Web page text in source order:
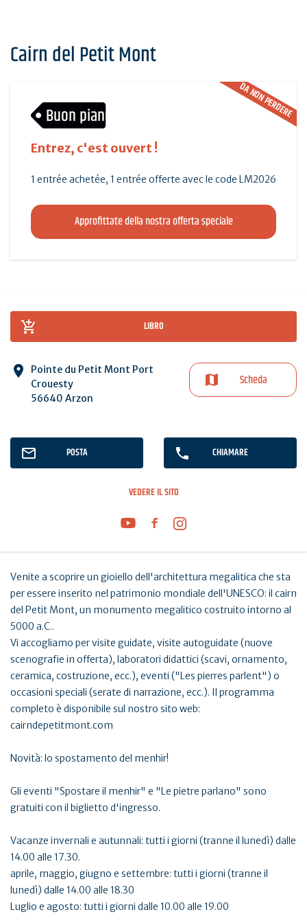
Cairn del Petit Mont
DA NON PERDERE
Buon piano
Entrez, c'est ouvert !
1 entrée achetée, 1 entrée offerte avec le code LM2026
Approfittate della nostra offerta speciale
LIBRO
Pointe du Petit Mont Port
Crouesty
56640 Arzon
Scheda
POSTA CHIAMARE
VEDERE IL SITO
Venite a scoprire un gioiello dell'architettura megalitica che sta
per essere inserito nel patrimonio mondiale dell'UNESCO: il cairn
del Petit Mont, un monumento megalitico costruito intorno al
5000 a.C..
Vi accogliamo per visite guidate, visite autoguidate (nuove
scenografie in offerta), laboratori didattici (scavi, ornamento,
ceramica, costruzione, ecc.), eventi ("Les pierres parlent") o
occasioni speciali (serate di narrazione, ecc.). Il programma
completo è disponibile sul nostro sito web:
cairndepetitmont.com
Novità: lo spostamento del menhir!
Gli eventi "Spostare il menhir" e "Le pietre parlano" sono
gratuiti con il biglietto d'ingresso.
Vacanze invernali e autunnali: tutti i giorni (tranne il lunedì) dalle
14.00 alle 17.30.
aprile, maggio, giugno e settembre: tutti i giorni (tranne il
lunedì) dalle 14.00 alle 18.30
Luglio e agosto: tutti i giorni dalle 10.00 alle 19.00